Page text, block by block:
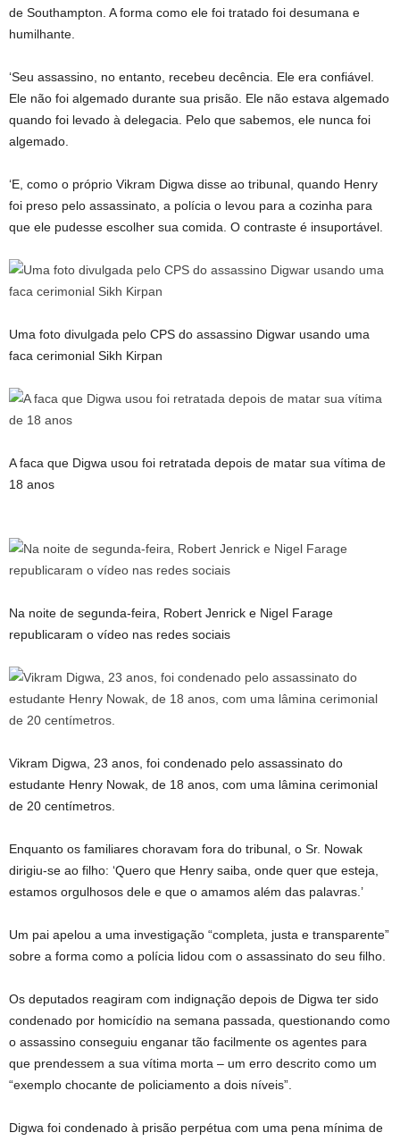
de Southampton. A forma como ele foi tratado foi desumana e
humilhante.
‘Seu assassino, no entanto, recebeu decência. Ele era confiável.
Ele não foi algemado durante sua prisão. Ele não estava algemado
quando foi levado à delegacia. Pelo que sabemos, ele nunca foi
algemado.
‘E, como o próprio Vikram Digwa disse ao tribunal, quando Henry
foi preso pelo assassinato, a polícia o levou para a cozinha para
que ele pudesse escolher sua comida. O contraste é insuportável.
Uma foto divulgada pelo CPS do assassino Digwar usando uma
faca cerimonial Sikh Kirpan
A faca que Digwa usou foi retratada depois de matar sua vítima de
18 anos
Na noite de segunda-feira, Robert Jenrick e Nigel Farage
republicaram o vídeo nas redes sociais
Vikram Digwa, 23 anos, foi condenado pelo assassinato do
estudante Henry Nowak, de 18 anos, com uma lâmina cerimonial
de 20 centímetros.
Enquanto os familiares choravam fora do tribunal, o Sr. Nowak
dirigiu-se ao filho: ‘Quero que Henry saiba, onde quer que esteja,
estamos orgulhosos dele e que o amamos além das palavras.’
Um pai apelou a uma investigação “completa, justa e transparente”
sobre a forma como a polícia lidou com o assassinato do seu filho.
Os deputados reagiram com indignação depois de Digwa ter sido
condenado por homicídio na semana passada, questionando como
o assassino conseguiu enganar tão facilmente os agentes para
que prendessem a sua vítima morta – um erro descrito como um
“exemplo chocante de policiamento a dois níveis”.
Digwa foi condenado à prisão perpétua com uma pena mínima de